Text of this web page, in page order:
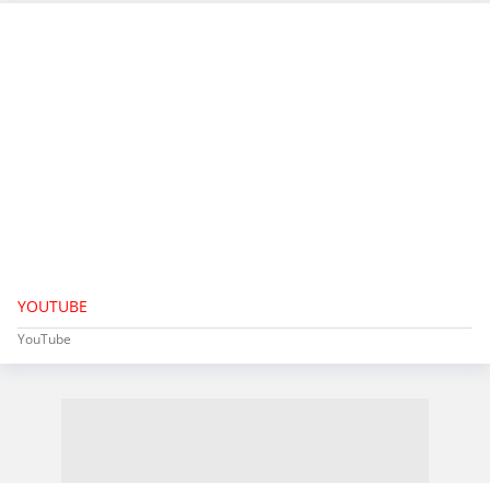
YOUTUBE
YouTube